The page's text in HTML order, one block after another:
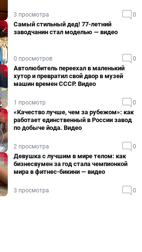
3 просмотра 0
Самый стильный дед! 77-летний
заводчанин стал моделью — видео
0 просмотров 0
Автолюбитель переехал в маленький
хутор и превратил свой двор в музей
машин времен СССР. Видео
1 просмотр 0
«Качество лучше, чем за рубежом»: как
работает единственный в России завод
по добыче йода. Видео
2 просмотра 0
Девушка с лучшим в мире телом: как
бизнесвумен за год стала чемпионкой
мира в фитнес-бикини — видео
3 просмотра 0